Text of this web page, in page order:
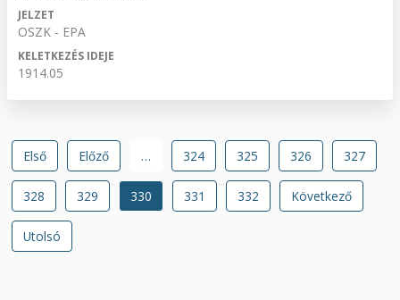
JELZET
OSZK - EPA
KELETKEZÉS IDEJE
1914.05
Oldalszámozás
Első
oldal
Első
Előző
oldal
Előző … Oldal
324 Oldal
325 Oldal
326 Oldal
327
Oldal
328 Oldal
329
Jelenlegi
oldal
330 Oldal
331 Oldal
332
Következő
oldal
Következő
Utolsó
oldal
Utolsó